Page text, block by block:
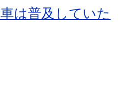
は普及していた